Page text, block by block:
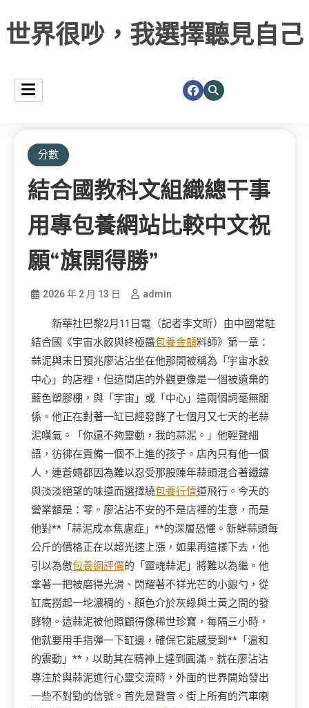
世界很吵，我選擇聽見自己
分數
結合國教科文組織總干事
用專包養網站比較中文祝
願“旗開得勝”
2026 年 2 月 13 日 admin
新華社巴黎2月11日電（記者李文昕）由中國常駐
結合國《宇宙水餃與終極醬包養金額料師》第一章：
蒜泥與末日預兆廖沾沾坐在他那間被稱為「宇宙水餃
中心」的店裡，但這間店的外觀更像是一個被遺棄的
藍色塑膠棚，與「宇宙」或「中心」這兩個詞毫無關
係。他正在對著一缸已經發酵了七個月又七天的老蒜
泥嘆氣。「你還不夠靈動，我的蒜泥。」他輕聲細
語，彷彿在責備一個不上進的孩子。店內只有他一個
人，連蒼蠅都因為難以忍受那股陳年蒜頭混合著鐵鏽
與淡淡絕望的味道而選擇繞包養行情道飛行。今天的
營業額是：零。廖沾沾不安的不是店裡的生意，而是
他對**「蒜泥成本焦慮症」**的深層恐懼。新鮮蒜頭每
公斤的價格正在以超光速上漲，如果再這樣下去，他
引以為傲包養網評價的「靈魂蒜泥」將難以為繼。他
拿著一把被磨得光滑、閃耀著不祥光芒的小銀勺，從
缸底撈起一坨濃稠的、顏色介於灰綠與土黃之間的發
酵物。這蒜泥被他照顧得像稀世珍寶，每隔三小時，
他就要用手指彈一下缸邊，確保它能感受到**「溫和
的震動」**，以助其在精神上達到圓滿。就在廖沾沾
專注於與蒜泥進行心靈交流時，外面的世界開始發出
一些不對勁的信號。首先是聲音。街上所有的汽車喇